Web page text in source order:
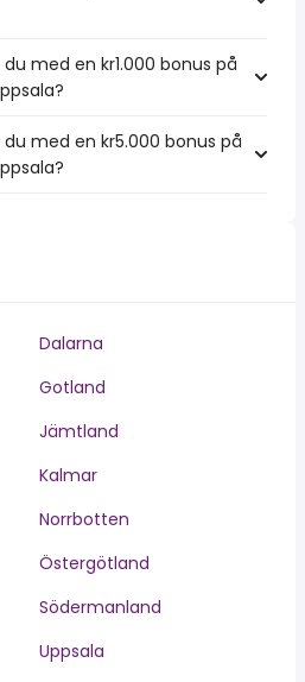
med en kr1.000 bonus på
med en kr5.000 bonus på
Dalarna
Gotland
Jämtland
Kalmar
Norrbotten
Östergötland
Södermanland
Uppsala